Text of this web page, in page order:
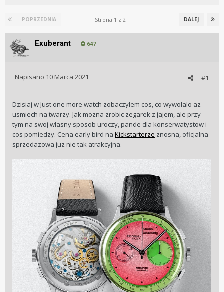
POPRZEDNIA DALEJ
Strona 1 z 2
Exuberant 647
#1
Napisano 10 Marca 2021
Dzisiaj w Just one more watch zobaczylem cos, co wywolalo az
usmiech na twarzy. Jak mozna zrobic zegarek z jajem, ale przy
tym na swoj wlasny sposob uroczy, pande dla konserwatystow i
cos pomiedzy. Cena early bird na Kickstarterze znosna, oficjalna
sprzedazowa juz nie tak atrakcyjna.